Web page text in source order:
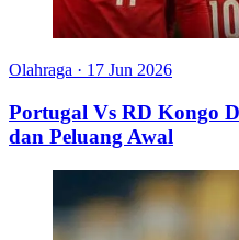
Olahraga · 17 Jun 2026
Portugal Vs RD Kongo
dan Peluang Awal